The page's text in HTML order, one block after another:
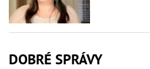
DOBRÉ SPRÁVY